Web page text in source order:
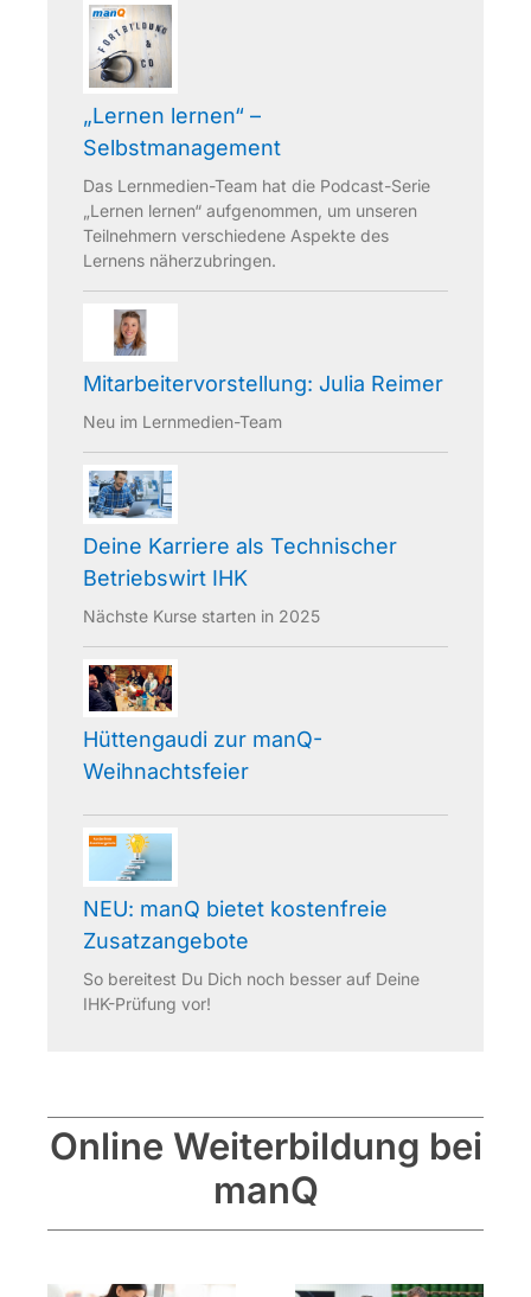
„Lernen lernen“ –
Selbstmanagement
Das Lernmedien-Team hat die Podcast-Serie
„Lernen lernen“ aufgenommen, um unseren
Teilnehmern verschiedene Aspekte des
Lernens näherzubringen.
Mitarbeitervorstellung: Julia Reimer
Neu im Lernmedien-Team
Deine Karriere als Technischer
Betriebswirt IHK
Nächste Kurse starten in 2025
Hüttengaudi zur manQ-
Weihnachtsfeier
NEU: manQ bietet kostenfreie
Zusatzangebote
So bereitest Du Dich noch besser auf Deine
IHK-Prüfung vor!
Online Weiterbildung bei
manQ